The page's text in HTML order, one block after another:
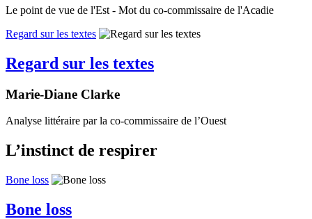
Le point de vue de l'Est - Mot du co-commissaire de l'Acadie
Regard sur les textes
Regard sur les textes
Marie-Diane Clarke
Analyse littéraire par la co-commissaire de l’Ouest
L’instinct de respirer
Bone loss
Bone loss